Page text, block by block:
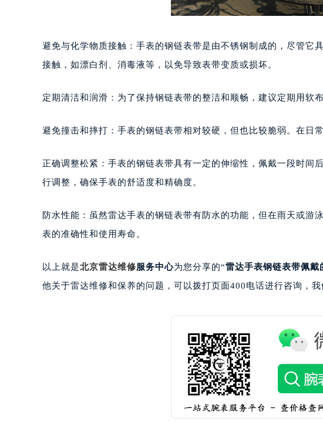
乌鲁木齐市天山区红山路26号时代广场（CCMALL
佛山市禅城区季华五路57号万科金融中心C座12层
无锡市梁溪区人民中路139号恒隆广场写字楼1座
苏州市苏州工业园区星港街199号苏州中心办公楼
南宁市青秀区金湖路59号地王大厦12楼1224室（
合肥市蜀山区潜山路111号万象城华润大厦B座12楼
青岛市南区山东路6号华润大厦B座22层04室（需提
烟台市芝罘区胜利路139号万达金融中心A座907室
贵阳市南明区都司高架桥路33号亨特国际金融中心
昆明市盘龙区北京路928号同德昆明广场写字楼10
西安市碑林区南关正街88号华侨城长安国际中心E
海口市龙华区金贸东路5号海口华润大厦B座17层
唐山市路南区新华东道100号万达广场写字楼A座
台州市椒江区东海大道1800号腾达中心东1幢20楼
内蒙古自治区呼和浩特市玉泉区大学西街70号华
重庆市解放碑渝中区民权路28号英利国际金融中心
避免与化学物质接触：手表的钢链表带是由不锈钢制成的，尽管它
接触，如漂白剂、消毒液等，以免导致表带变质或损坏。
定期清洁和润滑：为了保持钢链表带的整洁和顺畅，建议定期用软
避免撞击和摔打：手表的钢链表带相对较硬，但也比较脆弱。在日
正确调整松紧：手表的钢链表带具有一定的伸缩性，佩戴一段时间
行调整，确保手表的舒适度和精确度。
防水性能：虽然雷达手表的钢链表带有防水的功能，但在雨天或游
表的准确性和使用寿命。
以上就是北京雷达维修服务中心为您分享的“雷达手表钢链表带佩戴
他关于雷达维修和保养的问题，可以拨打页面400电话进行咨询，我